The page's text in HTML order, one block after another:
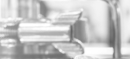
Zaloguj